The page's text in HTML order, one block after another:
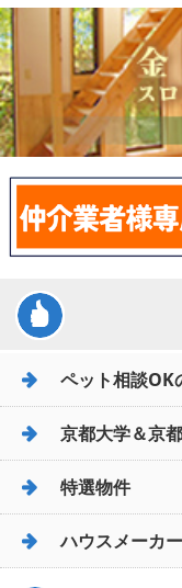
ペット相談OK
京都大学＆京
特選物件
ハウスメーカ